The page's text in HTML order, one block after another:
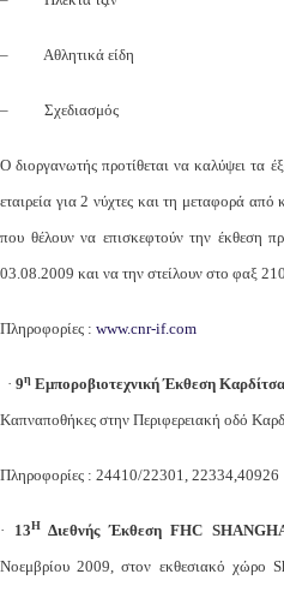
– Αθλητικά είδη
– Σχεδιασμός
Ο διοργανωτής προτίθεται να καλύψει τα
εταιρεία για 2 νύχτες και τη μεταφορά
που θέλουν να επισκεφτούν την έκθεση
03.08.2009 και να την στείλουν στο φαξ
Πληροφορίες : www.cnr-if.com
· 9η Εμποροβιοτεχνική Έκθεση
Καπναποθήκες στην Περιφερειακή οδό
Πληροφορίες : 24410/22301, 22334,40926
· 13ΗΔιεθνής ΈκθεσηFHC
Νοεμβρίου 2009, στον εκθεσιακό